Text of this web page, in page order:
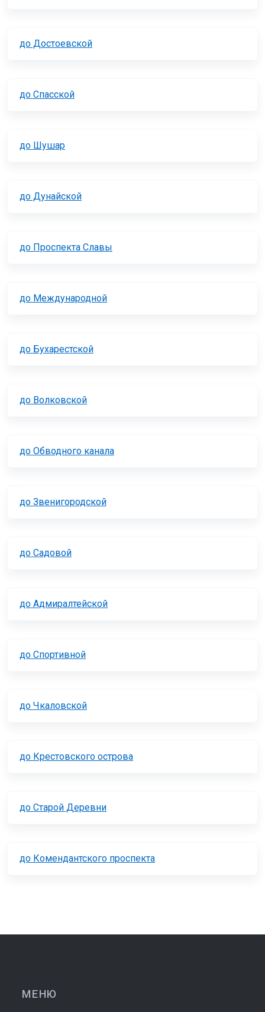
до Достоевской
до Спасской
до Шушар
до Дунайской
до Проспекта Славы
до Международной
до Бухарестской
до Волковской
до Обводного канала
до Звенигородской
до Садовой
до Адмиралтейской
до Спортивной
до Чкаловской
до Крестовского острова
до Старой Деревни
до Комендантского проспекта
МЕНЮ